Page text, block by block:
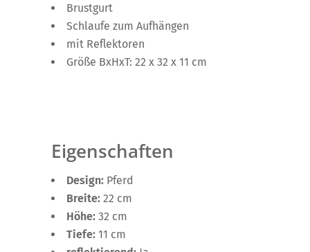
Brustgurt
Schlaufe zum Aufhängen
mit Reflektoren
Größe BxHxT: 22 x 32 x 11 cm
Eigenschaften
Design: Pferd
Breite: 22 cm
Höhe: 32 cm
Tiefe: 11 cm